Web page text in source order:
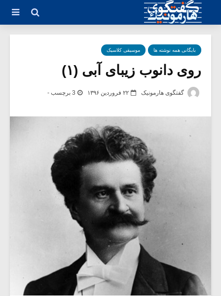
بایگانی همه نوشته ها موسیقی کلاسیک
روی دانوب زیبای آبی (۱)
گفتگوی هارمونیک ۲۲ فروردین ۱۳۹۶ 3 برچسب -